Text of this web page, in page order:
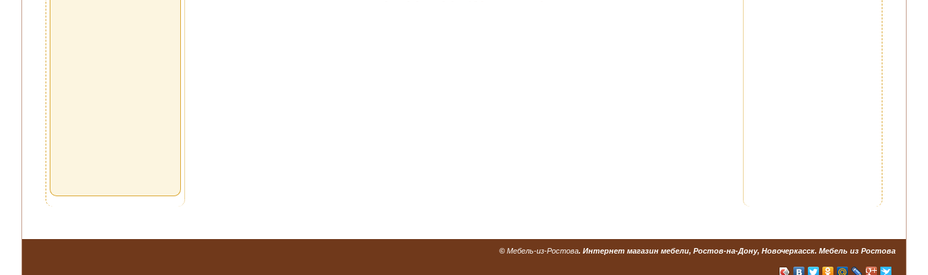
© Мебель-из-Ростова. Интернет магазин мебели, Ростов-на-Дону, Новочеркасск. Мебель из Ростова